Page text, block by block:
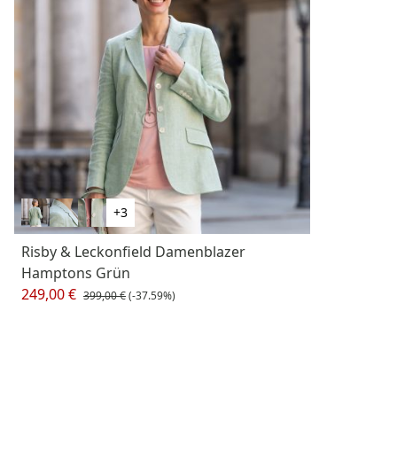
+3
Risby & Leckonfield Damenblazer
Hamptons Grün
249,00 € 399,00 €(-37.59%)